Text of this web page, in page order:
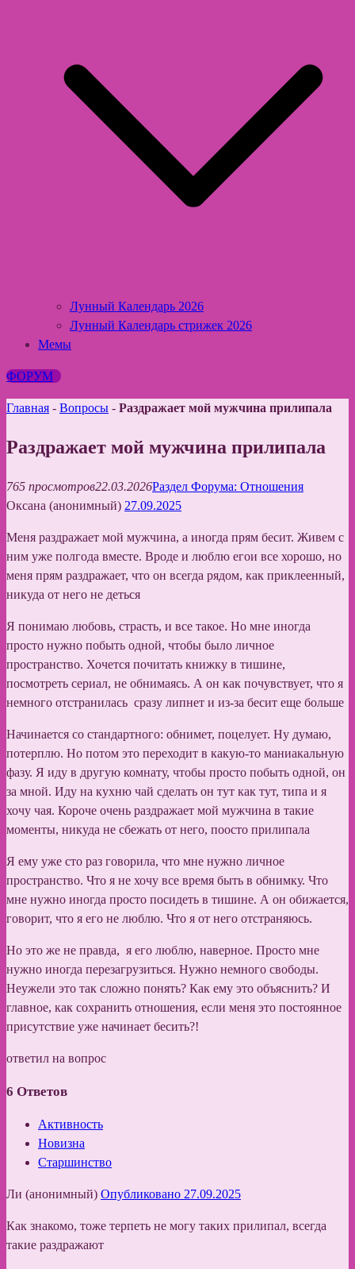
Лунный Календарь 2026
Лунный Календарь стрижек 2026
Мемы
ФОРУМ
Главная - Вопросы - Раздражает мой мужчина прилипала
Раздражает мой мужчина прилипала
765 просмотров22.03.2026Раздел Форума: Отношения
Оксана (анонимный) 27.09.2025
Меня раздражает мой мужчина, а иногда прям бесит. Живем с
ним уже полгода вместе. Вроде и люблю егои все хорошо, но
меня прям раздражает, что он всегда рядом, как приклеенный,
никуда от него не деться
Я понимаю любовь, страсть, и все такое. Но мне иногда
просто нужно побыть одной, чтобы было личное
пространство. Хочется почитать книжку в тишине,
посмотреть сериал, не обнимаясь. А он как почувствует, что я
немного отстранилась сразу липнет и из-за бесит еще больше
Начинается со стандартного: обнимет, поцелует. Ну думаю,
потерплю. Но потом это переходит в какую-то маниакальную
фазу. Я иду в другую комнату, чтобы просто побыть одной, он
за мной. Иду на кухню чай сделать он тут как тут, типа и я
хочу чая. Короче очень раздражает мой мужчина в такие
моменты, никуда не сбежать от него, поосто прилипала
Я ему уже сто раз говорила, что мне нужно личное
пространство. Что я не хочу все время быть в обнимку. Что
мне нужно иногда просто посидеть в тишине. А он обижается,
говорит, что я его не люблю. Что я от него отстраняюсь.
Но это же не правда, я его люблю, наверное. Просто мне
нужно иногда перезагрузиться. Нужно немного свободы.
Неужели это так сложно понять? Как ему это объяснить? И
главное, как сохранить отношения, если меня это постоянное
присутствие уже начинает бесить?!
ответил на вопрос
6 Ответов
Активность
Новизна
Старшинство
Ли (анонимный) Опубликовано 27.09.2025
Как знакомо, тоже терпеть не могу таких прилипал, всегда
такие раздражают